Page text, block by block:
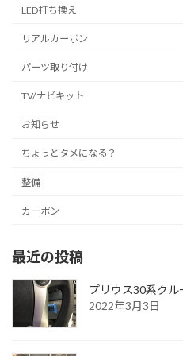
LED打ち換え
リアルカーボン
パーツ取り付け
TV/ナビキット
お知らせ
ちょっとタメになる？
整備
カーボン
最近の投稿
プリウス30系ク
2022年3月3日